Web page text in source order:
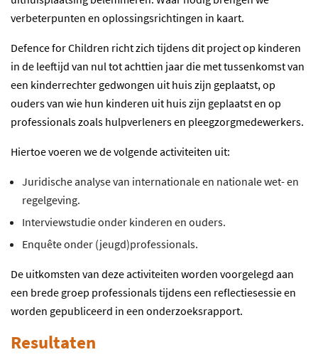
verbeterpunten en oplossingsrichtingen in kaart.
Defence for Children richt zich tijdens dit project op kinderen
in de leeftijd van nul tot achttien jaar die met tussenkomst van
een kinderrechter gedwongen uit huis zijn geplaatst, op
ouders van wie hun kinderen uit huis zijn geplaatst en op
professionals zoals hulpverleners en pleegzorgmedewerkers.
Hiertoe voeren we de volgende activiteiten uit:
Juridische analyse van internationale en nationale wet- en
regelgeving.
Interviewstudie onder kinderen en ouders.
Enquête onder (jeugd)professionals.
De uitkomsten van deze activiteiten worden voorgelegd aan
een brede groep professionals tijdens een reflectiesessie en
worden gepubliceerd in een onderzoeksrapport.
Resultaten